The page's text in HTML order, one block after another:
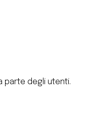
parte degli utenti.